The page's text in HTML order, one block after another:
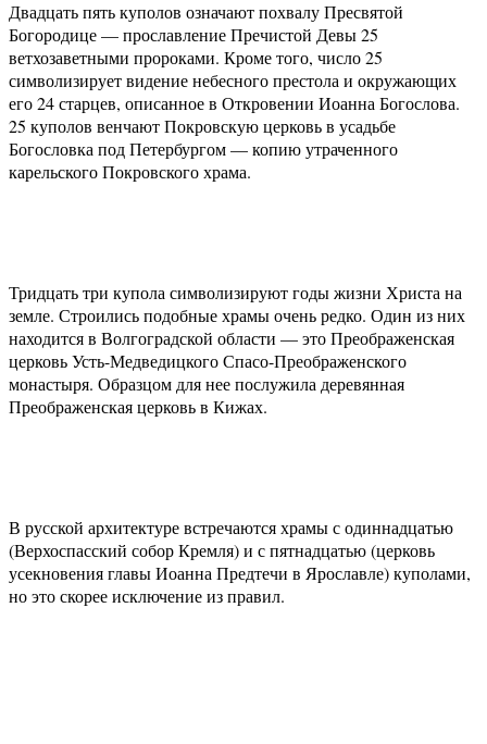
Двадцать пять куполов означают похвалу Пресвятой
Богородице — прославление Пречистой Девы 25
ветхозаветными пророками. Кроме того, число 25
символизирует видение небесного престола и окружающих
его 24 старцев, описанное в Откровении Иоанна Богослова.
25 куполов венчают Покровскую церковь в усадьбе
Богословка под Петербургом — копию утраченного
карельского Покровского храма.
Тридцать три купола символизируют годы жизни Христа на
земле. Строились подобные храмы очень редко. Один из них
находится в Волгоградской области — это Преображенская
церковь Усть-Медведицкого Спасо-Преображенского
монастыря. Образцом для нее послужила деревянная
Преображенская церковь в Кижах.
В русской архитектуре встречаются храмы с одиннадцатью
(Верхоспасский собор Кремля) и с пятнадцатью (церковь
усекновения главы Иоанна Предтечи в Ярославле) куполами,
но это скорее исключение из правил.